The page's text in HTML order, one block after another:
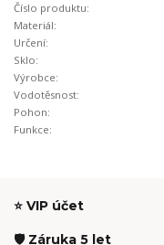
Číslo produktu:
Materiál:
Určení:
Sklo:
Výrobce:
Vodotěsnost:
Pohon:
Funkce:
⭐ VIP účet
🛡️ Záruka 5 let